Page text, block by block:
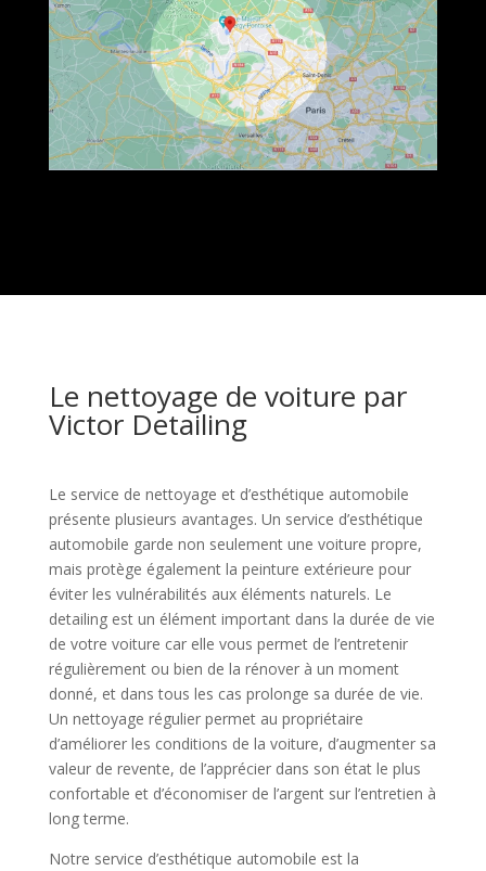
Le nettoyage de voiture par
Victor Detailing
Le service de nettoyage et d’esthétique automobile
présente plusieurs avantages. Un service d’esthétique
automobile garde non seulement une voiture propre,
mais protège également la peinture extérieure pour
éviter les vulnérabilités aux éléments naturels. Le
detailing est un élément important dans la durée de vie
de votre voiture car elle vous permet de l’entretenir
régulièrement ou bien de la rénover à un moment
donné, et dans tous les cas prolonge sa durée de vie.
Un nettoyage régulier permet au propriétaire
d’améliorer les conditions de la voiture, d’augmenter sa
valeur de revente, de l’apprécier dans son état le plus
confortable et d’économiser de l’argent sur l’entretien à
long terme.
Notre service d’esthétique automobile est la